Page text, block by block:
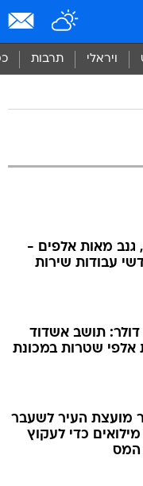
ויראלי תרבות
גנב מאות אלפים -
5 חודשי עבודות שירות
דולר: תושב אשדוד
אלפי שטרות במכונת
מועצת העיר לשעבר
מילואים כדי לעקוץ
המס